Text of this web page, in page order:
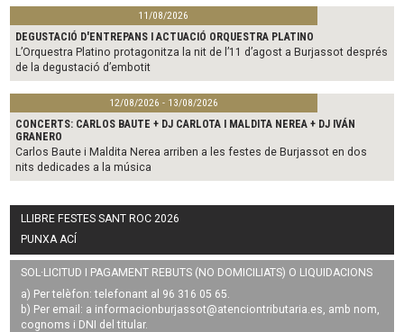
11/08/2026
DEGUSTACIÓ D'ENTREPANS I ACTUACIÓ ORQUESTRA PLATINO
L’Orquestra Platino protagonitza la nit de l’11 d’agost a Burjassot després
de la degustació d’embotit
12/08/2026 - 13/08/2026
CONCERTS: CARLOS BAUTE + DJ CARLOTA I MALDITA NEREA + DJ IVÁN
GRANERO
Carlos Baute i Maldita Nerea arriben a les festes de Burjassot en dos
nits dedicades a la música
LLIBRE FESTES SANT ROC 2026
PUNXA ACÍ
SOL·LICITUD I PAGAMENT REBUTS (NO DOMICILIATS) O LIQUIDACIONS
a) Per telèfon: telefonant al 96 316 05 65.
b) Per email: a informacionburjassot@atenciontributaria.es , amb nom,
cognoms i DNI del titular.